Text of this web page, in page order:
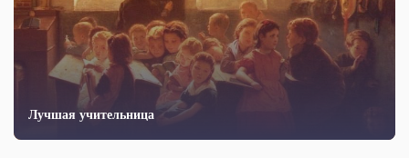
Лучшая учительница